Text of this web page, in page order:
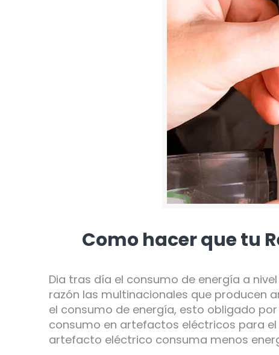
Como hacer que tu
Dia tras día el consumo de energía a
razón las multinacionales que producen
el consumo de energía, esto obligado
consumo en artefactos eléctricos para
artefacto eléctrico consuma menos